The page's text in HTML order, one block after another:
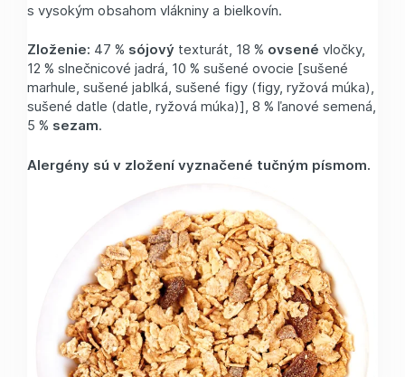
s vysokým obsahom vlákniny a bielkovín.
Zloženie: 47 % sójový texturát, 18 % ovsené vločky,
12 % slnečnicové jadrá, 10 % sušené ovocie [sušené
marhule, sušené jablká, sušené figy (figy, ryžová múka),
sušené datle (datle, ryžová múka)], 8 % ľanové semená,
5 % sezam.
Alergény sú v zložení vyznačené tučným písmom.